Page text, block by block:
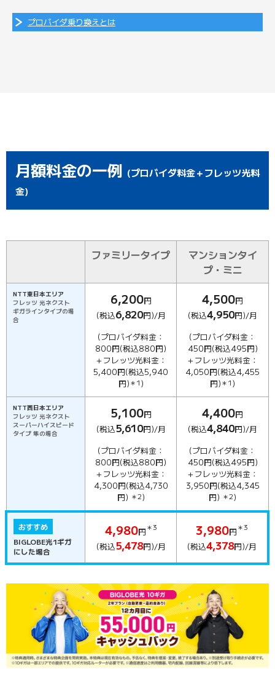
プロバイダ乗り換えとは
月額料金の一例 (プロバイダ料金＋フレッツ光料
金)
ファミリータイプ
マンションタイ
プ・ミニ
NTT東日本エリア
フレッツ 光ネクスト
ギガラインタイプの場
合
6,200円
(税込6,820円)/月
(プロバイダ料金：
800円(税込880円)
＋フレッツ光料金：
5,400円(税込5,940
円)＊1)
4,500円
(税込4,950円)/月
(プロバイダ料金：
450円(税込495円)
＋フレッツ光料金：
4,050円(税込4,455
円)＊1)
NTT西日本エリア
フレッツ 光ネクスト
スーパーハイスピード
タイプ 隼の場合
5,100円
(税込5,610円)/月
(プロバイダ料金：
800円(税込880円)
＋フレッツ光料金：
4,300円(税込4,730
円) ＊2)
4,400円
(税込4,840円)/月
(プロバイダ料金：
450円(税込495円)
＋フレッツ光料金：
3,950円(税込4,345
円) ＊2)
おすすめ
BIGLOBE光1ギガ
にした場合
4,980円＊3
(税込5,478円)/月
3,980円＊3
(税込4,378円)/月